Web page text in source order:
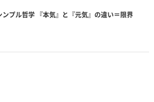
ンプル哲学 『本気』と『元気』の違い＝限界